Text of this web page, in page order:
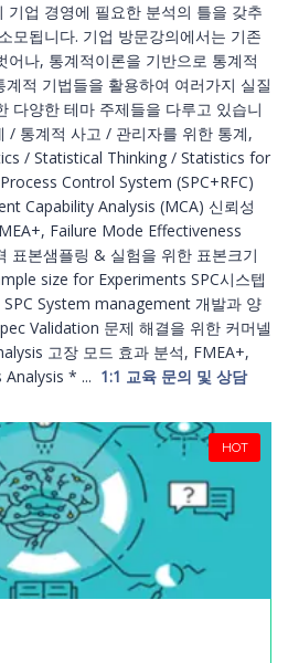
기업 경영에 필요한 분석의 틀을 갖추
모됩니다. 기업 방문강의에서는 기존
어나, 통계적이론을 기반으로 통계적
적 기법들을 활용하여 여러가지 실질
다양한 테마 주제들을 다루고 있습니
/ 통계적 사고 / 관리자를 위한 통계,
/ Statistical Thinking / Statistics for
Control System (SPC+RFC)
Capability Analysis (MCA) 신뢰성
Failure Mode Effectiveness
표본샘플링 & 실험을 위한 표본크기
size for Experiments SPC시스텝
System management 개발과 양
Validation 문제 해결을 위한 커머넬
고장 모드 효과 분석, FMEA+,
* ... 1:1 교육 문의 및 상담
HOT